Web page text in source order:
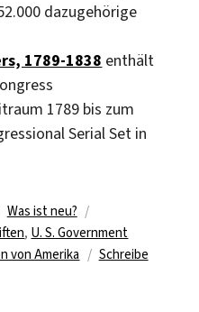
dazugehörige
1789-1838 enthält
1789 bis zum
Serial Set in
Kategorien
Was ist neu?
, U. S. Government
von Amerika
Schreibe